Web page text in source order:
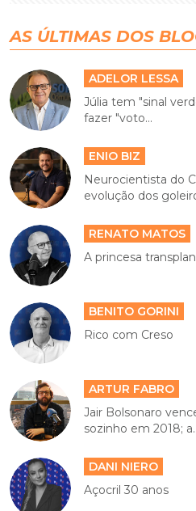
AS ÚLTIMAS DOS
ADELOR LESSA
Júlia tem "sinal
fazer "voto...
ENIO BIZ
Neurocientista do
evolução dos
RENATO MATOS
A princesa
BENITO GORINI
Rico com Creso
ARTUR FABRO
Jair Bolsonaro
sozinho em 2018;
DANI NIERO
Açocril 30 anos